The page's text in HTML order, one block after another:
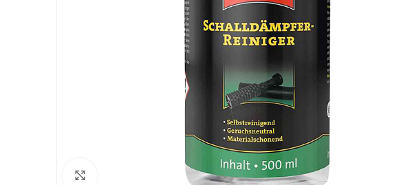
Clicca per ingrandire